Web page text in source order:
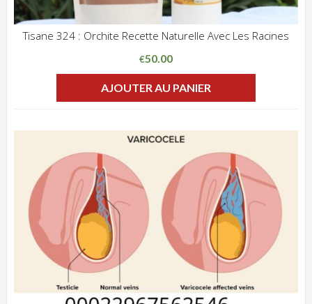
Tisane 324 : Orchite Recette Naturelle Avec Les Racines
€50.00
AJOUTER AU PANIER